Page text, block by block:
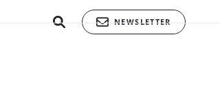
NEWSLETTER